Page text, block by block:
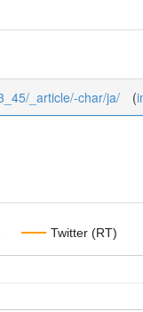
_article/-char/ja/ (
Twitter (RT)